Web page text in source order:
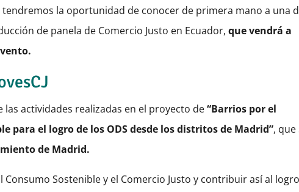
tendremos la oportunidad de conocer de primera mano a una
de panela de Comercio Justo en Ecuador, que vendrá a
las actividades realizadas en el proyecto de“Barrios por el
para el logro de los ODS desde los distritos de Madrid”, que
de Madrid.
Consumo Sostenible y el Comercio Justo y contribuir así al